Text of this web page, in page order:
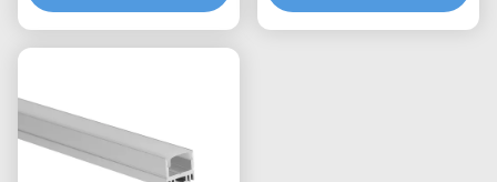
di 12mm LED
superficie